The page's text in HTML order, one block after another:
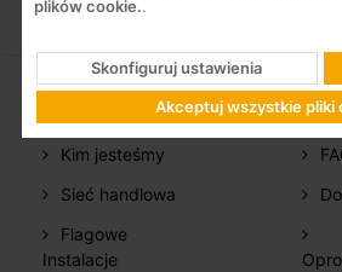
Kim jesteśmy
Sieć handlowa
Flagowe
Instalacje
plików cookie..
Skonfiguruj ustawienia
Akceptuj wszystkie pliki